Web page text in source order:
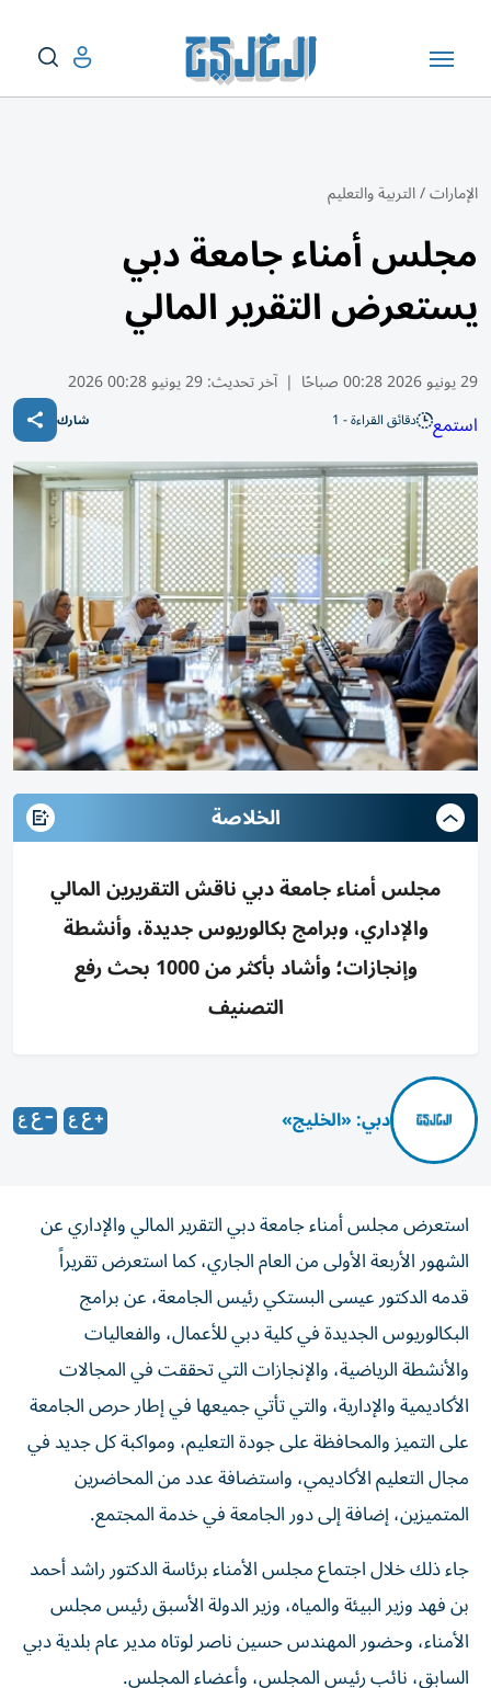
الإمارات/التربية والتعليم
مجلس أمناء جامعة دبي
يستعرض التقرير المالي
29 يونيو 2026 00:28 صباحًا | آخر تحديث:29 يونيو 00:28 2026
استمع دقائق القراءة - 1 شارك
الخلاصة
مجلس أمناء جامعة دبي ناقش التقريرين المالي
والإداري، وبرامج بكالوريوس جديدة، وأنشطة
وإنجازات؛ وأشاد بأكثر من 1000 بحث رفع
التصنيف
دبي: «الخليج»
استعرض مجلس أمناء جامعة دبي التقرير المالي والإداري عن
الشهور الأربعة الأولى من العام الجاري، كما استعرض تقريراً
قدمه الدكتور عيسى البستكي رئيس الجامعة، عن برامج
البكالوريوس الجديدة في كلية دبي للأعمال، والفعاليات
والأنشطة الرياضية، والإنجازات التي تحققت في المجالات
الأكاديمية والإدارية، والتي تأتي جميعها في إطار حرص الجامعة
على التميز والمحافظة على جودة التعليم، ومواكبة كل جديد في
مجال التعليم الأكاديمي، واستضافة عدد من المحاضرين
المتميزين، إضافة إلى دور الجامعة في خدمة المجتمع.
جاء ذلك خلال اجتماع مجلس الأمناء برئاسة الدكتور راشد أحمد
بن فهد وزير البيئة والمياه، وزير الدولة الأسبق رئيس مجلس
الأمناء، وحضور المهندس حسين ناصر لوتاه مدير عام بلدية دبي
السابق، نائب رئيس المجلس، وأعضاء المجلس.